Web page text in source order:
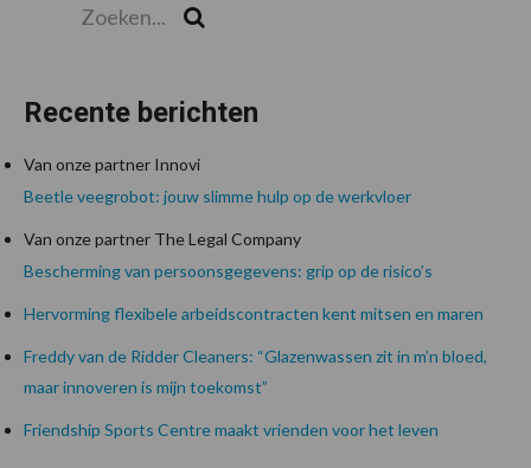
Recente berichten
Van onze partner Innovi
Beetle veegrobot: jouw slimme hulp op de werkvloer
Van onze partner The Legal Company
Bescherming van persoonsgegevens: grip op de risico’s
Hervorming flexibele arbeidscontracten kent mitsen en maren
Freddy van de Ridder Cleaners: “Glazenwassen zit in m’n bloed,
maar innoveren is mijn toekomst”
Friendship Sports Centre maakt vrienden voor het leven